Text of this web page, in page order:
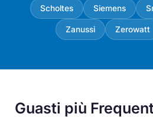
Scholtes Siemens
Zanussi Zerowatt
Guasti più